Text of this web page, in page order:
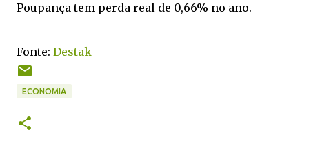
Poupança tem perda real de 0,66% no ano.
Fonte: Destak
ECONOMIA